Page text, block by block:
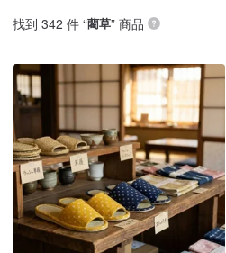
找到 342 件 “藺草” 商品